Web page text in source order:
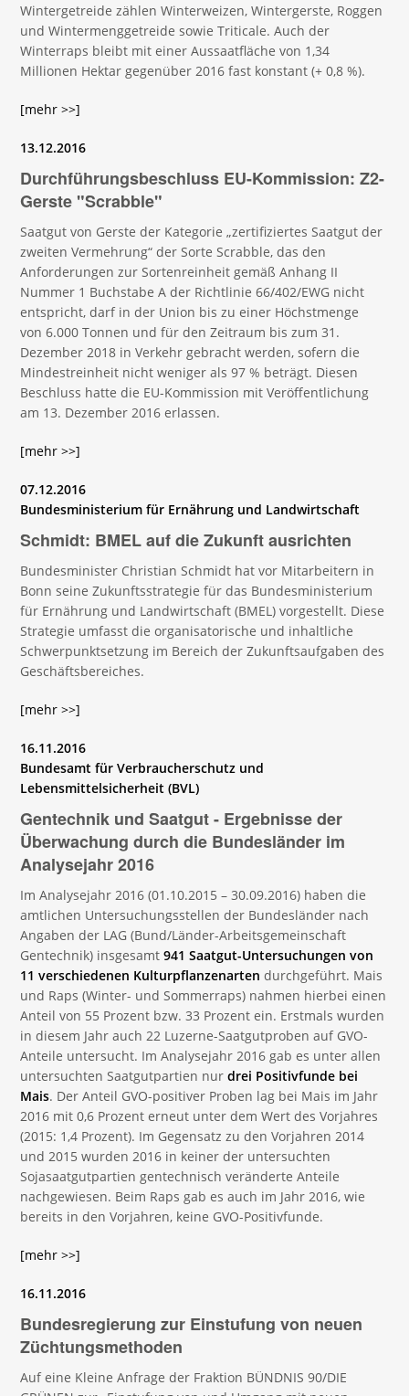
Wintergetreide zählen Winterweizen, Wintergerste, Roggen
und Wintermenggetreide sowie Triticale. Auch der
Winterraps bleibt mit einer Aussaatfläche von 1,34
Millionen Hektar gegenüber 2016 fast konstant (+ 0,8 %).
[mehr >>]
13.12.2016
Durchführungsbeschluss EU-Kommission: Z2-
Gerste "Scrabble"
Saatgut von Gerste der Kategorie „zertifiziertes Saatgut der
zweiten Vermehrung“ der Sorte Scrabble, das den
Anforderungen zur Sortenreinheit gemäß Anhang II
Nummer 1 Buchstabe A der Richtlinie 66/402/EWG nicht
entspricht, darf in der Union bis zu einer Höchstmenge
von 6.000 Tonnen und für den Zeitraum bis zum 31.
Dezember 2018 in Verkehr gebracht werden, sofern die
Mindestreinheit nicht weniger als 97 % beträgt. Diesen
Beschluss hatte die EU-Kommission mit Veröffentlichung
am 13. Dezember 2016 erlassen.
[mehr >>]
07.12.2016
Bundesministerium für Ernährung und Landwirtschaft
Schmidt: BMEL auf die Zukunft ausrichten
Bundesminister Christian Schmidt hat vor Mitarbeitern in
Bonn seine Zukunftsstrategie für das Bundesministerium
für Ernährung und Landwirtschaft (BMEL) vorgestellt. Diese
Strategie umfasst die organisatorische und inhaltliche
Schwerpunktsetzung im Bereich der Zukunftsaufgaben des
Geschäftsbereiches.
[mehr >>]
16.11.2016
Bundesamt für Verbraucherschutz und
Lebensmittelsicherheit (BVL)
Gentechnik und Saatgut - Ergebnisse der
Überwachung durch die Bundesländer im
Analysejahr 2016
Im Analysejahr 2016 (01.10.2015 – 30.09.2016) haben die
amtlichen Untersuchungsstellen der Bundesländer nach
Angaben der LAG (Bund/Länder-Arbeitsgemeinschaft
Gentechnik) insgesamt941 Saatgut-Untersuchungen von
11 verschiedenen Kulturpflanzenarten durchgeführt. Mais
und Raps (Winter- und Sommerraps) nahmen hierbei einen
Anteil von 55 Prozent bzw. 33 Prozent ein. Erstmals wurden
in diesem Jahr auch 22 Luzerne-Saatgutproben auf GVO-
Anteile untersucht. Im Analysejahr 2016 gab es unter allen
untersuchten Saatgutpartien nurdrei Positivfunde bei
Mais. Der Anteil GVO-positiver Proben lag bei Mais im Jahr
2016 mit 0,6 Prozent erneut unter dem Wert des Vorjahres
(2015: 1,4 Prozent). Im Gegensatz zu den Vorjahren 2014
und 2015 wurden 2016 in keiner der untersuchten
Sojasaatgutpartien gentechnisch veränderte Anteile
nachgewiesen. Beim Raps gab es auch im Jahr 2016, wie
bereits in den Vorjahren, keine GVO-Positivfunde.
[mehr >>]
16.11.2016
Bundesregierung zur Einstufung von neuen
Züchtungsmethoden
Auf eine Kleine Anfrage der Fraktion BÜNDNIS 90/DIE